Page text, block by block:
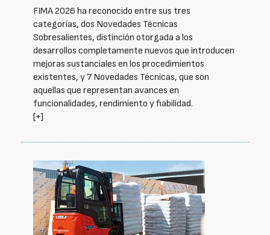
FIMA 2026 ha reconocido entre sus tres
categorías, dos Novedades Técnicas
Sobresalientes, distinción otorgada a los
desarrollos completamente nuevos que introducen
mejoras sustanciales en los procedimientos
existentes, y 7 Novedades Técnicas, que son
aquellas que representan avances en
funcionalidades, rendimiento y fiabilidad.
[+]